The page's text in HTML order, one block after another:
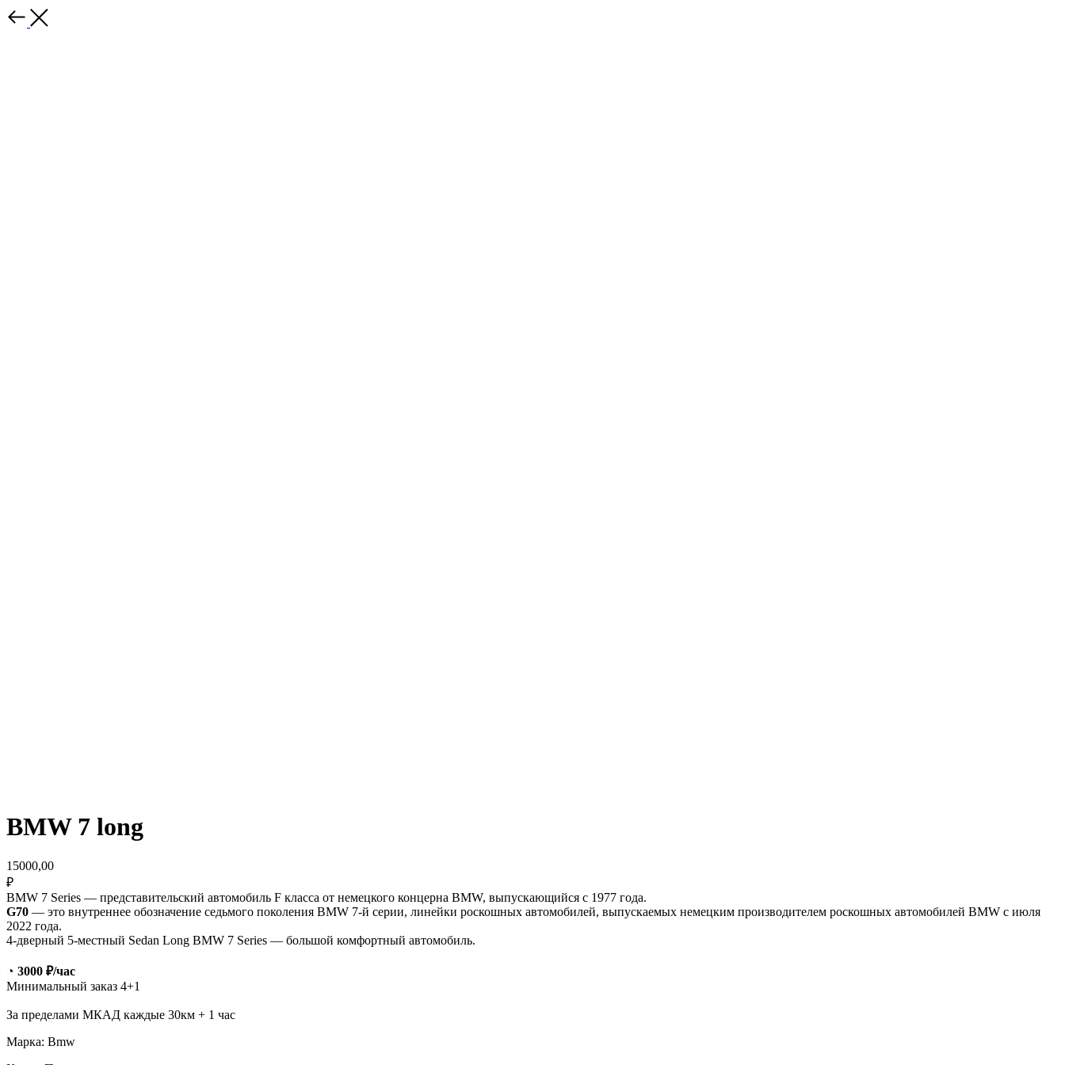
BMW 7 long
15000,00
₽
BMW 7 Series — представительский автомобиль F класса от немецкого концерна BMW, выпускающийся с 1977 года.
G70 — это внутреннее обозначение седьмого поколения BMW 7-й серии, линейки роскошных автомобилей, выпускаемых немецким производителем роскошных автомобилей BMW с июля
2022 года.
4-дверный 5-местный Sedan Long BMW 7 Series — большой комфортный автомобиль.
◔ 3000 ₽/час
Минимальный заказ 4+1
За пределами МКАД каждые 30км + 1 час
Марка: Bmw